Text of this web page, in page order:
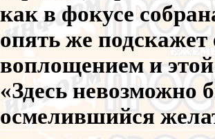
как в фокусе
опять же
воплощением и
«Здесь невозможно
осмелившийся